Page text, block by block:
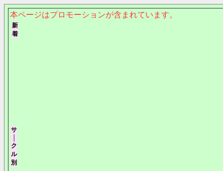
本ページはプロモーションが含まれています。